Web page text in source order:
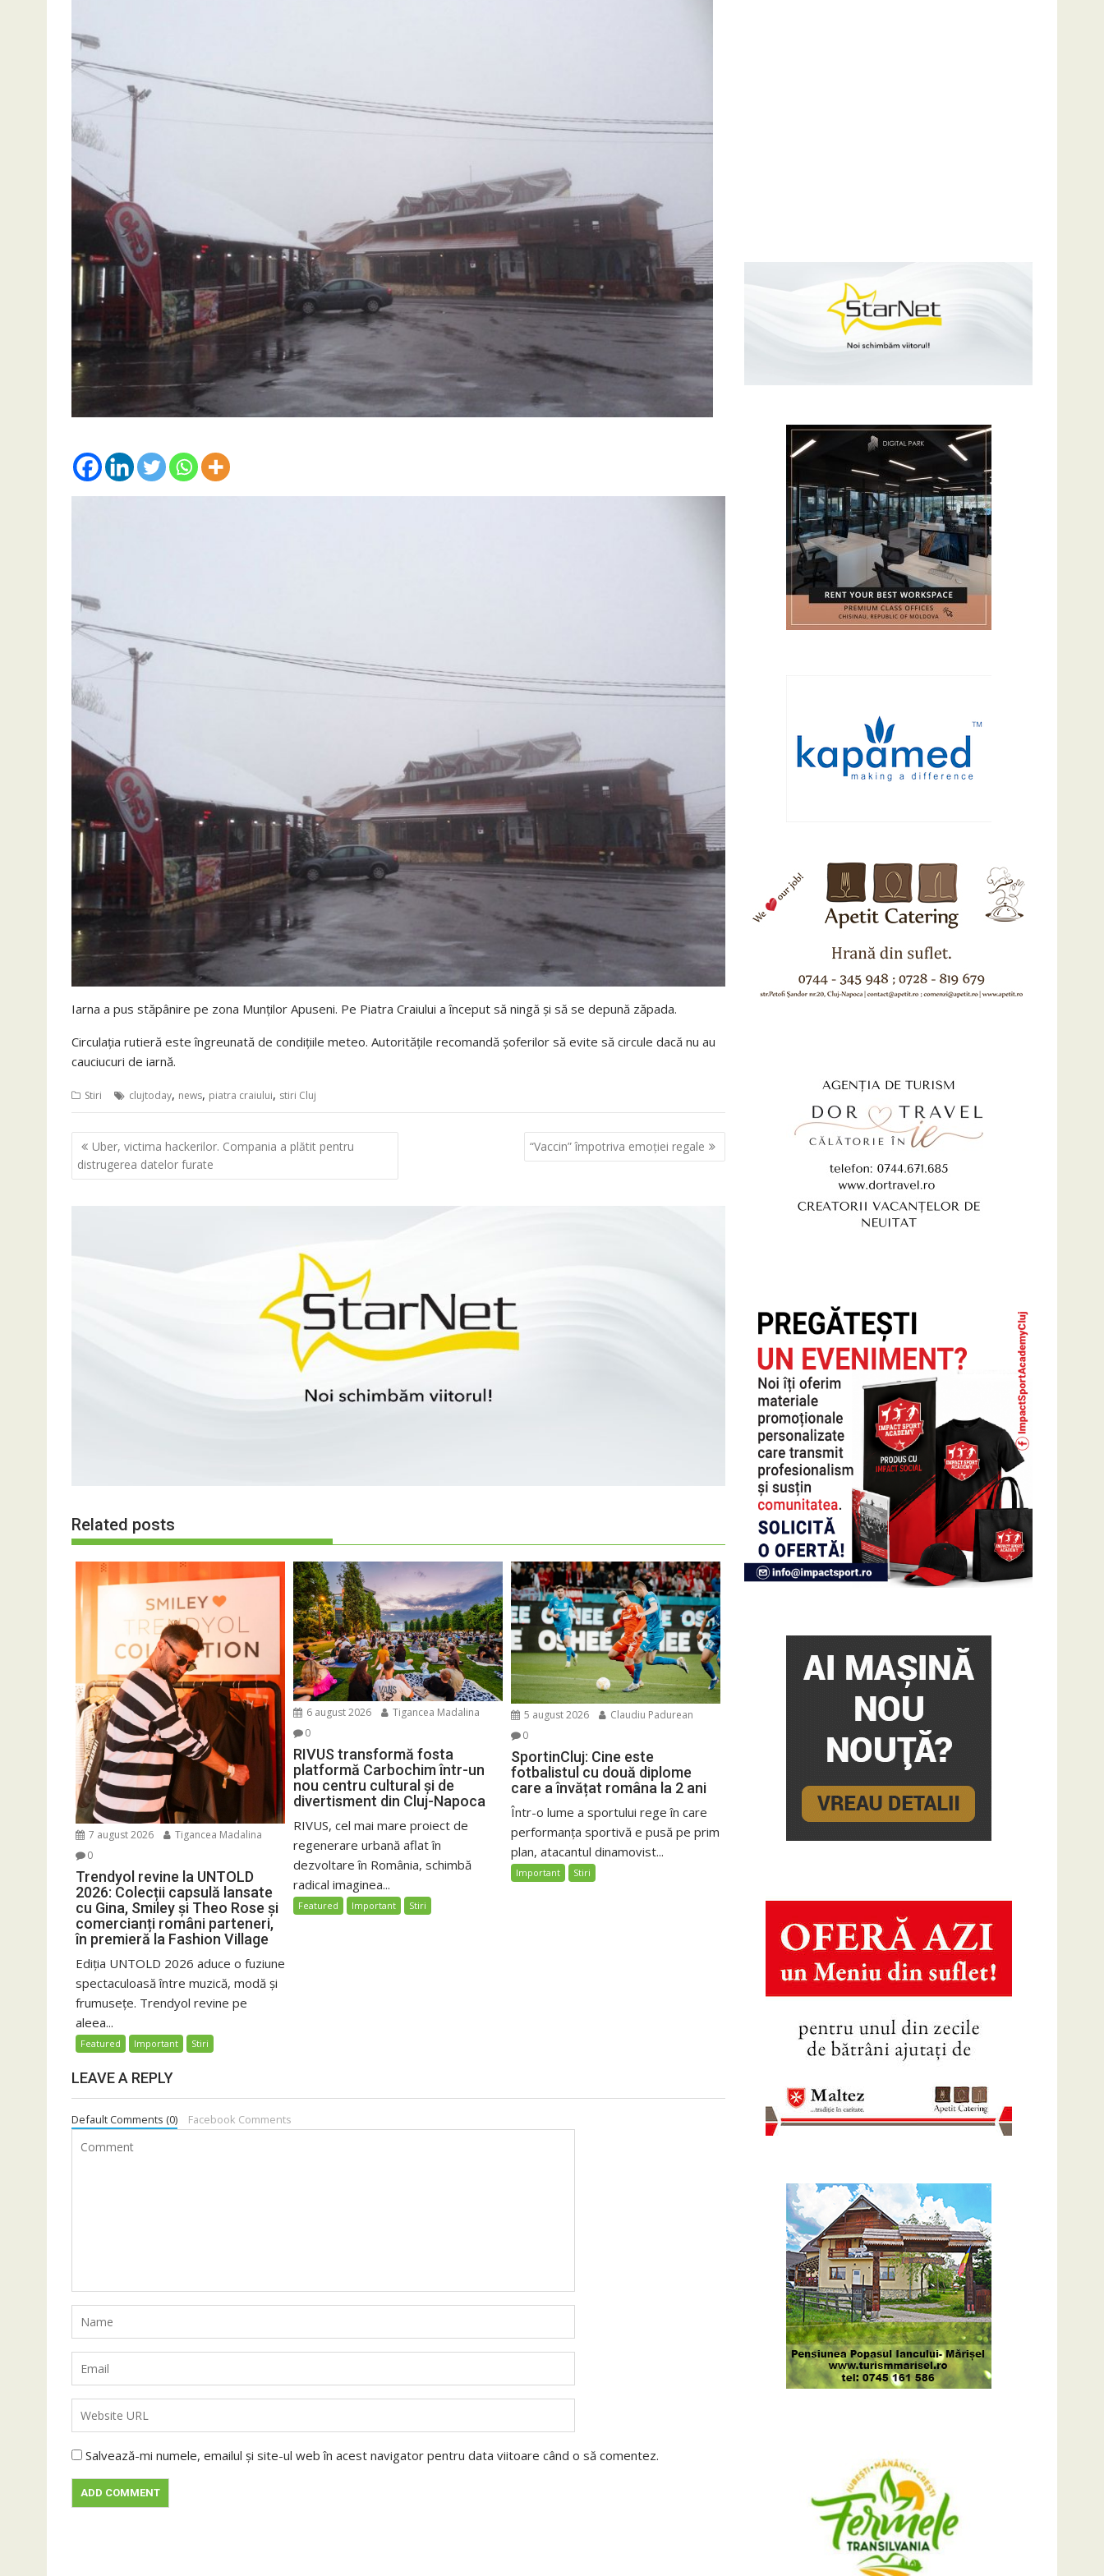
Iarna a pus stăpânire pe zona Munţilor Apuseni. Pe Piatra Craiului a început să ningă şi să se depună zăpada.
Circulaţia rutieră este îngreunată de condiţiile meteo. Autorităţile recomandă şoferilor să evite să circule dacă nu au
cauciucuri de iarnă.
Stiri clujtoday, news, piatra craiului, stiri Cluj
Navigare
în
articole
Uber, victima hackerilor. Compania a plătit pentru
distrugerea datelor furate
“Vaccin” împotriva emoţiei regale
Related posts
7 august 2026
Tigancea Madalina
0
Trendyol revine la UNTOLD
2026: Colecții capsulă lansate
cu Gina, Smiley și Theo Rose și
comercianți români parteneri,
în premieră la Fashion Village
Ediția UNTOLD 2026 aduce o fuziune
spectaculoasă între muzică, modă și
frumusețe. Trendyol revine pe
aleea...
Featured Important Stiri
6 august 2026
Tigancea Madalina
0
RIVUS transformă fosta
platformă Carbochim într-un
nou centru cultural și de
divertisment din Cluj-Napoca
RIVUS, cel mai mare proiect de
regenerare urbană aflat în
dezvoltare în România, schimbă
radical imaginea...
Featured Important Stiri
5 august 2026
Claudiu Padurean
0
SportinCluj: Cine este
fotbalistul cu două diplome
care a învățat româna la 2 ani
Într-o lume a sportului rege în care
performanța sportivă e pusă pe prim
plan, atacantul dinamovist...
Important Stiri
LEAVE A REPLY
Default Comments (0) Facebook Comments
Salvează-mi numele, emailul și site-ul web în acest navigator pentru data viitoare când o să comentez.